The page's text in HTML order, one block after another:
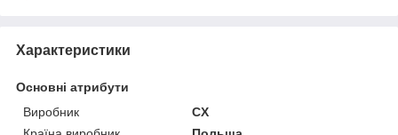
Характеристики
Основні атрибути
Виробник
CX